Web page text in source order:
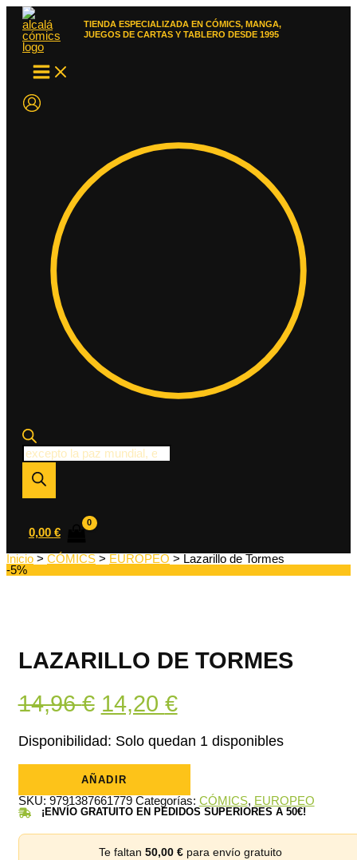
contenido
TIENDA ESPECIALIZADA EN CÓMICS, MANGA,
JUEGOS DE CARTAS Y TABLERO DESDE 1995
Búsqueda
de
productos
0,00 €
Inicio > CÓMICS > EUROPEO > Lazarillo de Tormes
-5%
LAZARILLO DE TORMES
14,96€ El
precio
original
era:
14,96 €.
14,20 €El
precio
actual
es:
14,20 €.
Disponibilidad: Solo quedan 1 disponibles
cantidad
AÑADIR
SKU: 9791387661779 Categorías: CÓMICS, EUROPEO
¡ENVÍO GRATUITO EN PEDIDOS SUPERIORES A 50€!
Te faltan 50,00 €para envío gratuito